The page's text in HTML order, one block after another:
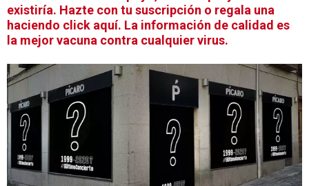
existiría. Hazte con tu suscripción o regala una
haciendo click aquí. La información de calidad es
la mejor vacuna contra cualquier virus.